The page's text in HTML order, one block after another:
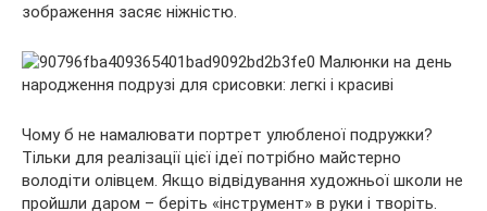
зображення засяє ніжністю.
Чому б не намалювати портрет улюбленої подружки?
Тільки для реалізації цієї ідеї потрібно майстерно
володіти олівцем. Якщо відвідування художньої школи не
пройшли даром – беріть «інструмент» в руки і творіть.